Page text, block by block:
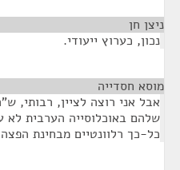
ניצן חן
נכון, כערוץ ייעודי.
מוסא חסדייה
אבל אני רוצה לציין, רבותי,
כל-כך רלוונטיים מבחינת